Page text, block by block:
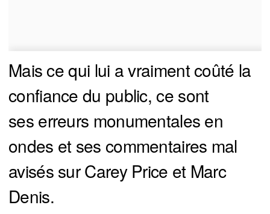
Mais ce qui lui a vraiment coûté la
confiance du public, ce sont
ses erreurs monumentales en
ondes et ses commentaires mal
avisés sur Carey Price et Marc
Denis.